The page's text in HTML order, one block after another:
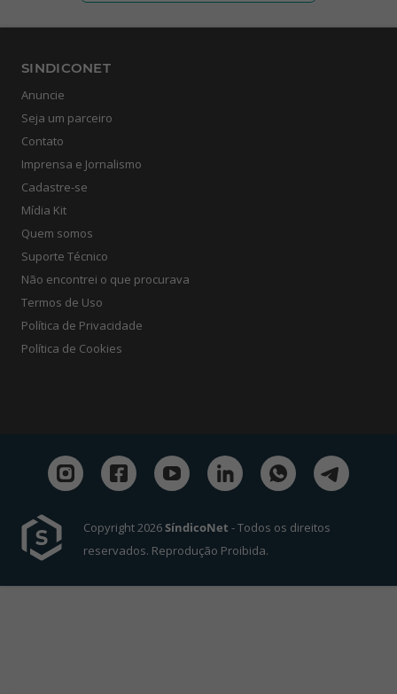
SINDICONET
Anuncie
Seja um parceiro
Contato
Imprensa e Jornalismo
Cadastre-se
Mídia Kit
Quem somos
Suporte Técnico
Não encontrei o que procurava
Termos de Uso
Política de Privacidade
Política de Cookies
Copyright 2026SíndicoNet - Todos os direitos
reservados. Reprodução Proibida.